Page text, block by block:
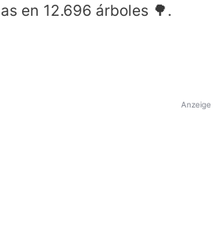
en 12.696 árboles 🌳.
Anzeige